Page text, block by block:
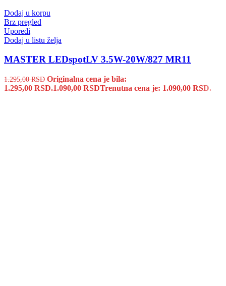
Dodaj u korpu
Brz pregled
Uporedi
Dodaj u listu želja
MASTER LEDspotLV 3.5W-20W/827 MR11
1.295,00RSD Originalna cena je bila:
1.295,00 RSD.1.090,00 RSDTrenutna cena je: 1.090,00 RSD.